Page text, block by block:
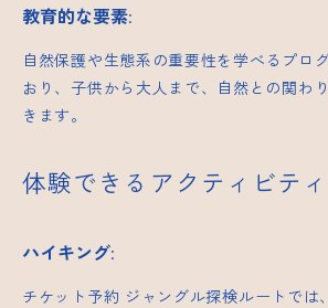
教育的な要素:
自然保護や生態系の重要性を学べるプロ
おり、子供から大人まで、自然との関わ
きます。
体験できるアクティビティ
ハイキング:
チケット予約 ジャングル探検ルートでは